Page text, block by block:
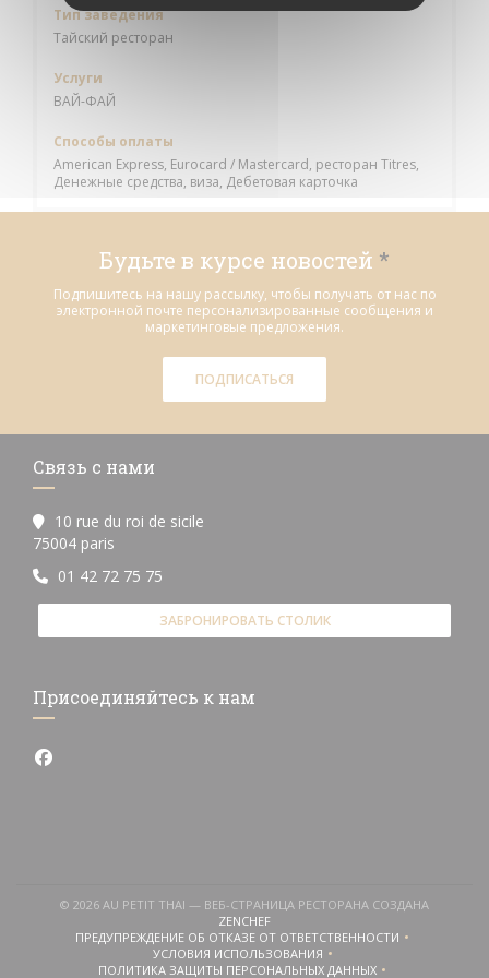
Тип заведения
Тайский ресторан
Услуги
ВАЙ-ФАЙ
Способы оплаты
American Express, Eurocard / Mastercard, ресторан Titres,
Денежные средства, виза, Дебетовая карточка
Будьте в курсе новостей *
Подпишитесь на нашу рассылку, чтобы получать от нас по
электронной почте персонализированные сообщения и
маркетинговые предложения.
ПОДПИСАТЬСЯ
Связь с нами
10 rue du roi de sicile
75004 paris
01 42 72 75 75
ЗАБРОНИРОВАТЬ СТОЛИК
Присоединяйтесь к нам
Facebook ((открывается в новом окне))
© 2026 AU PETIT THAI — ВЕБ-СТРАНИЦА РЕСТОРАНА СОЗДАНА
ZENCHEF((ОТКРЫВАЕТСЯ В НОВОМ ОКНЕ))
ПРЕДУПРЕЖДЕНИЕ ОБ ОТКАЗЕ ОТ ОТВЕТСТВЕННОСТИ
((ОТКРЫВАЕТСЯ В НОВОМ ОКНЕ))
УСЛОВИЯ ИСПОЛЬЗОВАНИЯ((ОТКРЫВАЕТСЯ В НОВОМ ОКНЕ))
ПОЛИТИКА ЗАЩИТЫ ПЕРСОНАЛЬНЫХ ДАННЫХ